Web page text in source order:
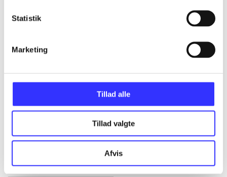
Statistik
Marketing
Tillad alle
Tillad valgte
Afvis
...
...
...